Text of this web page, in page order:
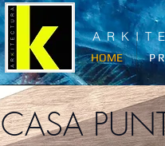
A R K I T
HOME P
CASA